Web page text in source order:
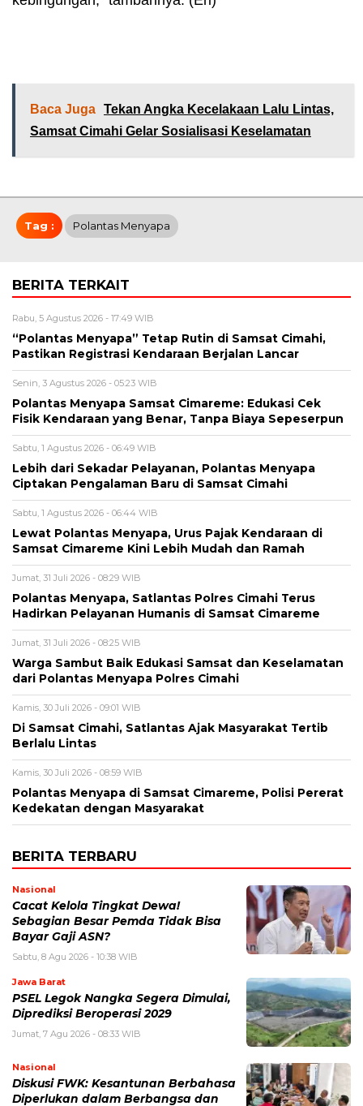
Baca Juga Tekan Angka Kecelakaan Lalu Lintas,
Samsat Cimahi Gelar Sosialisasi Keselamatan
Tag : Polantas Menyapa
BERITA TERKAIT
Rabu, 5 Agustus 2026 - 17:49 WIB
“Polantas Menyapa” Tetap Rutin di Samsat Cimahi,
Pastikan Registrasi Kendaraan Berjalan Lancar
Senin, 3 Agustus 2026 - 05:23 WIB
Polantas Menyapa Samsat Cimareme: Edukasi Cek
Fisik Kendaraan yang Benar, Tanpa Biaya Sepeserpun
Sabtu, 1 Agustus 2026 - 06:49 WIB
Lebih dari Sekadar Pelayanan, Polantas Menyapa
Ciptakan Pengalaman Baru di Samsat Cimahi
Sabtu, 1 Agustus 2026 - 06:44 WIB
Lewat Polantas Menyapa, Urus Pajak Kendaraan di
Samsat Cimareme Kini Lebih Mudah dan Ramah
Jumat, 31 Juli 2026 - 08:29 WIB
Polantas Menyapa, Satlantas Polres Cimahi Terus
Hadirkan Pelayanan Humanis di Samsat Cimareme
Jumat, 31 Juli 2026 - 08:25 WIB
Warga Sambut Baik Edukasi Samsat dan Keselamatan
dari Polantas Menyapa Polres Cimahi
Kamis, 30 Juli 2026 - 09:01 WIB
Di Samsat Cimahi, Satlantas Ajak Masyarakat Tertib
Berlalu Lintas
Kamis, 30 Juli 2026 - 08:59 WIB
Polantas Menyapa di Samsat Cimareme, Polisi Pererat
Kedekatan dengan Masyarakat
BERITA TERBARU
Nasional
Cacat Kelola Tingkat Dewa!
Sebagian Besar Pemda Tidak Bisa
Bayar Gaji ASN?
Sabtu, 8 Agu 2026 - 10:38 WIB
Jawa Barat
PSEL Legok Nangka Segera Dimulai,
Diprediksi Beroperasi 2029
Jumat, 7 Agu 2026 - 08:33 WIB
Nasional
Diskusi FWK: Kesantunan Berbahasa
Diperlukan dalam Berbangsa dan